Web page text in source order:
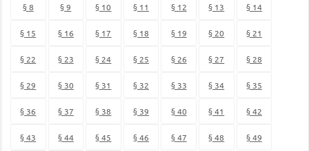
§ 8 § 9 § 10 § 11 § 12 § 13 § 14
§ 15 § 16 § 17 § 18 § 19 § 20 § 21
§ 22 § 23 § 24 § 25 § 26 § 27 § 28
§ 29 § 30 § 31 § 32 § 33 § 34 § 35
§ 36 § 37 § 38 § 39 § 40 § 41 § 42
§ 43 § 44 § 45 § 46 § 47 § 48 § 49